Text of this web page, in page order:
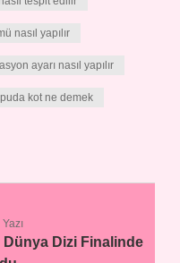
nasıl yapılır
ayarı nasıl yapılır
kot ne demek
Dünya Dizi Finalinde